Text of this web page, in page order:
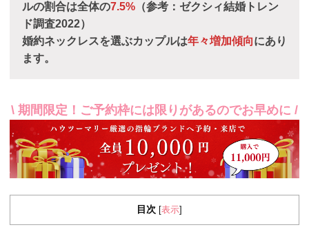
ルの割合は全体の7.5% （参考：ゼクシィ結婚トレン
ド調査2022）
婚約ネックレスを選ぶカップルは年々増加傾向にあり
ます。
\ 期間限定！ご予約枠には限りがあるのでお早めに /
目次 表示